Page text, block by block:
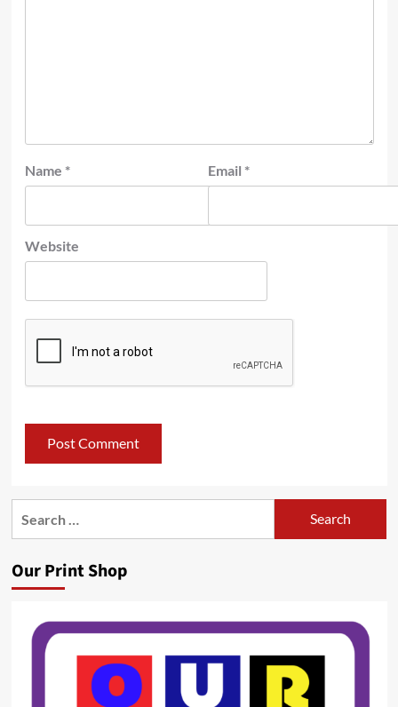
Name * Email *
Website
Our Print Shop